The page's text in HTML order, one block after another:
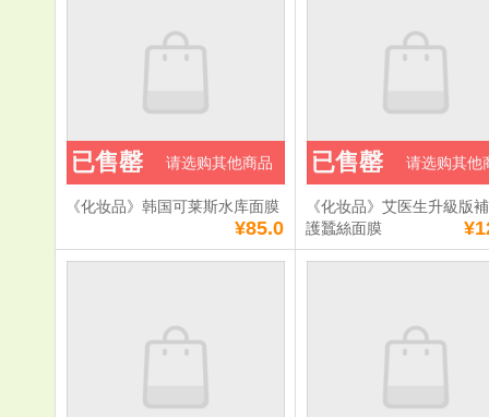
《化妆品》韩国可莱斯水库面膜
¥85.0
已售罄 请选购其他商品
《化妆品》艾医生升級版
護蠶絲面膜
已售罄 请选购其他